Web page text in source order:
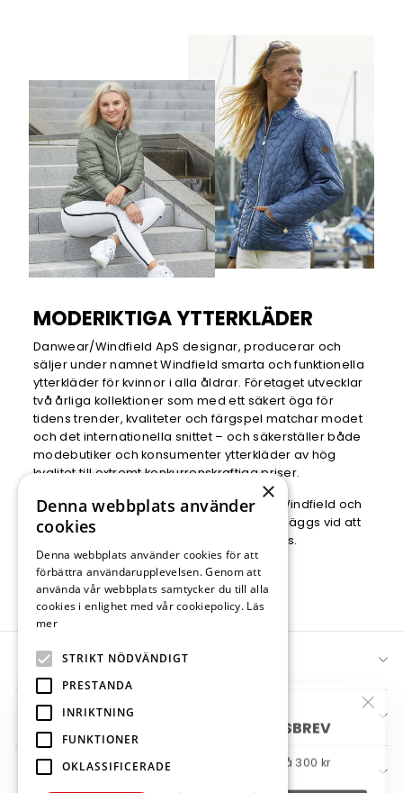
ANMÄL DIG TILL VÅRT NYHETSBREV
och få ett mail med en rabattkod på 300 kr
MODERIKTIGA YTTERKLÄDER
Danwear/Windfield ApS designar, producerar och
säljer under namnet Windfield smarta och funktionella
ytterkläder för kvinnor i alla åldrar. Företaget utvecklar
två årliga kollektioner som med ett säkert öga för
tidens trender, kvaliteter och färgspel matchar modet
och det internationella snittet – och säkerställer både
modebutiker och konsumenter ytterkläder av hög
kvalitet till extremt konkurrenskraftiga priser.
Bra service är nyckelordet för Danwear/Windfield och
vår leveranssäkerhet är på topp, stor vikt läggs vid att
företagets egna kvalitetskrav alltid uppfylls.
SE MER
DANWEAR
WEBSHOP
×
Denna webbplats använder
cookies
Denna webbplats använder cookies för att
förbättra användarupplevelsen. Genom att
använda vår webbplats samtycker du till alla
cookies i enlighet med vår cookiepolicy. Läs
mer
STRIKT NÖDVÄNDIGT
PRESTANDA
INRIKTNING
FUNKTIONER
OKLASSIFICERADE